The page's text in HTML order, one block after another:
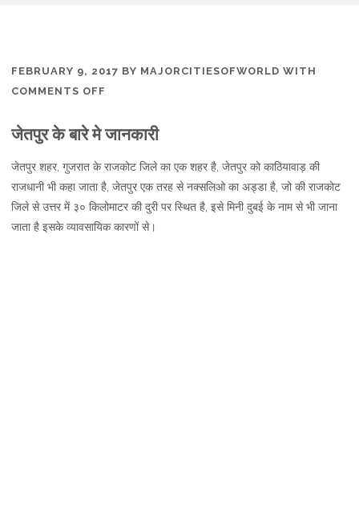
FEBRUARY 9, 2017 BY MAJORCITIESOFWORLD WITH
COMMENTS OFF
जानकारी,
और
दर्शनीय
स्थल
जेतपुर के बारे मे जानकारी
जेतपुर शहर, गुजरात के राजकोट जिले का एक शहर है, जेतपुर को काठियावाड़ की
राजधानी भी कहा जाता है, जेतपुर एक तरह से नक्सलिओ का अड्डा है, जो की राजकोट
जिले से उत्तर में ३० किलोमाटर की दुरी पर स्थित है, इसे मिनी दुबई के नाम से भी जाना
जाता है इसके व्यावसायिक कारणों से।